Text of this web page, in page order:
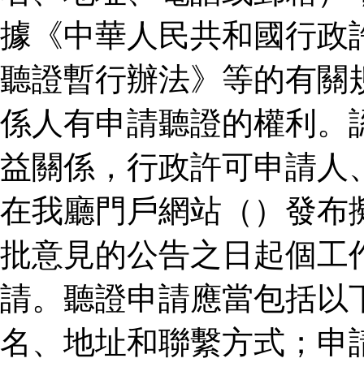
據《中華人民共和國行政
聽證暫行辦法》等的有關
係人有申請聽證的權利。
益關係，行政許可申請人
在我廳門戶網站（）發布
批意見的公告之日起個工
請。聽證申請應當包括以
名、地址和聯繫方式；申